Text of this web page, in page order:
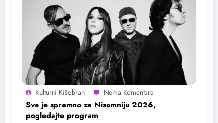
Kulturni Kišobran
Sve je spremno za Nisomniju 2026,
pogledajte program